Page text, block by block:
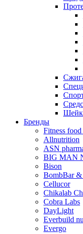
Бренды
Fitness
Allnutrition
ASN
BIG MAN
Bison
BombBar
Cellucor
Chikalab
Cobra Labs
DayLight
Everbuild
Evergo